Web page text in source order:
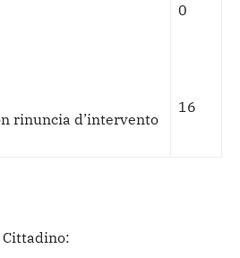
rinuncia d’intervento
0
16